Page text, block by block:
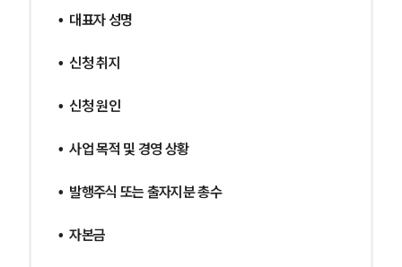
•  대표자 성명
•  신청 취지
•  신청 원인
•  사업 목적 및 경영 상황
•  발행주식 또는 출자지분 총수
•  자본금